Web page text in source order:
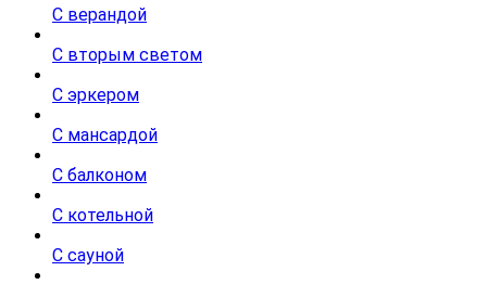
С верандой
С вторым светом
С эркером
С мансардой
С балконом
С котельной
С сауной